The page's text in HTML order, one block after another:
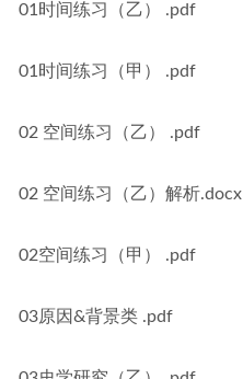
01时间练习（乙） .pdf
01时间练习（甲） .pdf
02 空间练习（乙） .pdf
02 空间练习（乙）解析.docx
02空间练习（甲） .pdf
03原因&背景类 .pdf